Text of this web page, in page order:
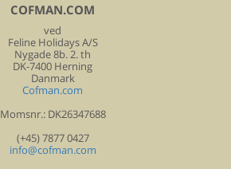
COFMAN.COM
ved
Feline Holidays A/S
Nygade 8b. 2. th
DK-7400 Herning
Danmark
Cofman.com
Momsnr.: DK26347688
(+45) 7877 0427
info@cofman.com